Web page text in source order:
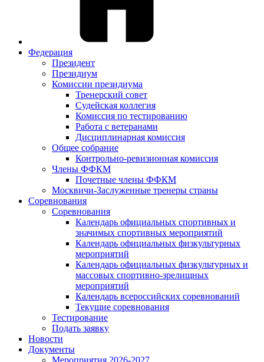
Федерация
Президент
Президиум
Комиссии президиума
Тренерский совет
Судейская коллегия
Комиссия по тестированию
Работа с ветеранами
Дисциплинарная комиссия
Общее собрание
Контрольно-ревизионная комиссия
Члены ФФКМ
Почетные члены ФФКМ
Москвичи-Заслуженные тренеры страны
Соревнования
Соревнования
Календарь официальных спортивных и
значимых спортивных мероприятий
Календарь официальных физкультурных
мероприятий
Календарь официальных физкультурных и
массовых спортивно-зрелищных
мероприятий
Календарь всероссийских соревнований
Текущие соревнования
Тестирование
Подать заявку
Новости
Документы
Мероприятия 2026-2027